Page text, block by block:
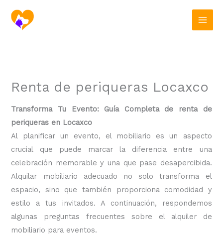
contenido
Renta de periqueras Locaxco
Transforma Tu Evento: Guía Completa de renta de
periqueras en Locaxco
Al planificar un evento, el mobiliario es un aspecto
crucial que puede marcar la diferencia entre una
celebración memorable y una que pase desapercibida.
Alquilar mobiliario adecuado no solo transforma el
espacio, sino que también proporciona comodidad y
estilo a tus invitados. A continuación, respondemos
algunas preguntas frecuentes sobre el alquiler de
mobiliario para eventos.